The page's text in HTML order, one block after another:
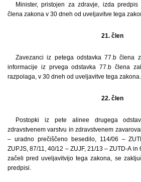
Minister, pristojen za zdravje, izda
člena zakona v 30 dneh od uveljavitve tega
21. člen
Zavezanci iz petega odstavka 77.b člena
informacije iz prvega odstavka 77.b člena
razpolaga, v 30 dneh od uveljavitve tega zakona.
22. člen
Postopki iz pete alinee drugega
zdravstvenem varstvu in zdravstvenem
– uradno prečiščeno besedilo, 114/06 –
ZUPJS, 87/11, 40/12 – ZUJF, 21/13 – ZUTD-A in
začeli pred uveljavitvijo tega zakona, se
predpisi.